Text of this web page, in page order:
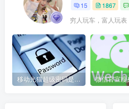
15 1867
穷人玩车，富人玩表
移动光猫超级密码是多少？移动光猫超级管理员后台账号与密码